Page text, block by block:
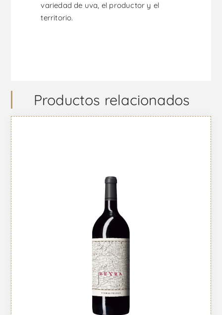
variedad de uva, el productor y el
territorio.
Productos relacionados